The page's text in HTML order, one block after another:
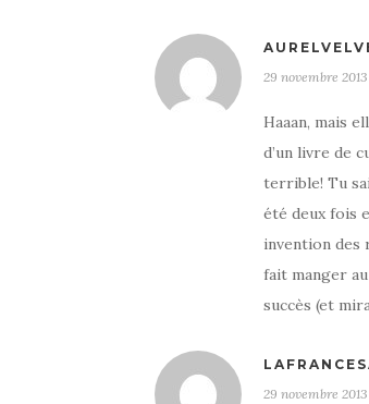
29 novembre
Haaan, mais
d’un livre de
terrible! Tu
été deux fois
invention des
fait manger
succès (et
29 novembre